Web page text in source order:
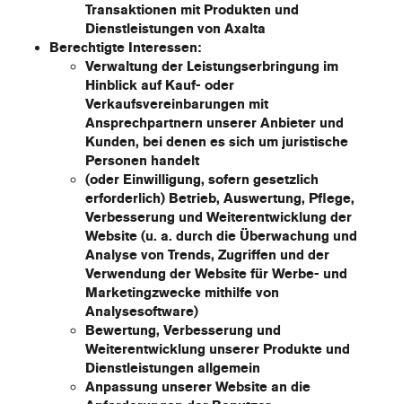
Transaktionen mit Produkten und
Dienstleistungen von Axalta
Berechtigte Interessen:
Verwaltung der Leistungserbringung im
Hinblick auf Kauf- oder
Verkaufsvereinbarungen mit
Ansprechpartnern unserer Anbieter und
Kunden, bei denen es sich um juristische
Personen handelt
(oder Einwilligung, sofern gesetzlich
erforderlich) Betrieb, Auswertung, Pflege,
Verbesserung und Weiterentwicklung der
Website (u. a. durch die Überwachung und
Analyse von Trends, Zugriffen und der
Verwendung der Website für Werbe- und
Marketingzwecke mithilfe von
Analysesoftware)
Bewertung, Verbesserung und
Weiterentwicklung unserer Produkte und
Dienstleistungen allgemein
Anpassung unserer Website an die